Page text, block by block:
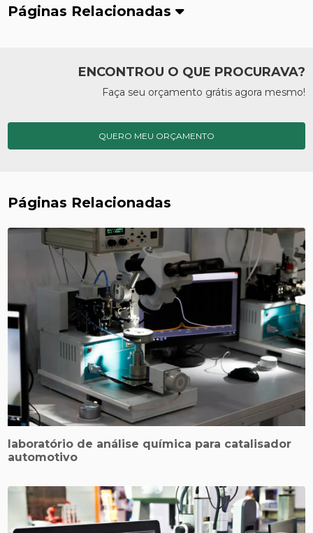
Páginas Relacionadas
ENCONTROU O QUE PROCURAVA?
Faça seu orçamento grátis agora mesmo!
QUERO MEU ORÇAMENTO
Páginas Relacionadas
laboratório de análise química para catalisador
automotivo